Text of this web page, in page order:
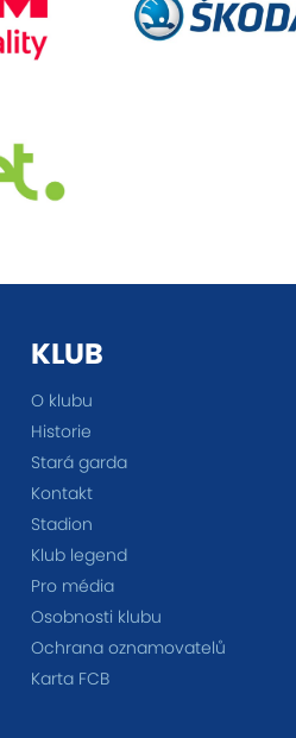
KLUB
O klubu
Historie
Stará garda
Kontakt
Stadion
Klub legend
Pro média
Osobnosti klubu
Ochrana oznamovatelů
Karta FCB